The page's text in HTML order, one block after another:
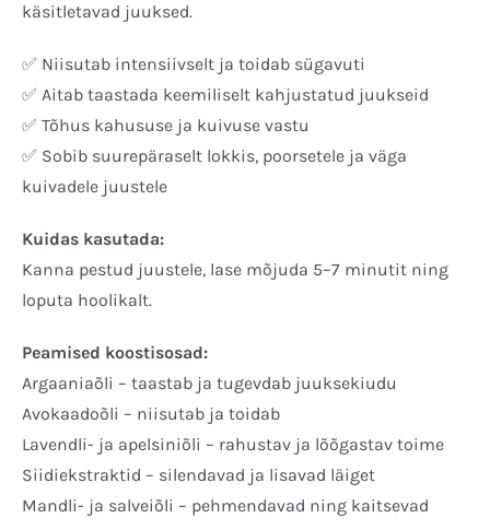
käsitletavad juuksed.
✅ Niisutab intensiivselt ja toidab sügavuti
✅ Aitab taastada keemiliselt kahjustatud juukseid
✅ Tõhus kahususe ja kuivuse vastu
✅ Sobib suurepäraselt lokkis, poorsetele ja väga
kuivadele juustele
Kuidas kasutada:
Kanna pestud juustele, lase mõjuda 5–7 minutit ning
loputa hoolikalt.
Peamised koostisosad:
Argaaniaõli – taastab ja tugevdab juuksekiudu
Avokaadoõli – niisutab ja toidab
Lavendli- ja apelsiniõli – rahustav ja lõõgastav toime
Siidiekstraktid – silendavad ja lisavad läiget
Mandli- ja salveiõli – pehmendavad ning kaitsevad